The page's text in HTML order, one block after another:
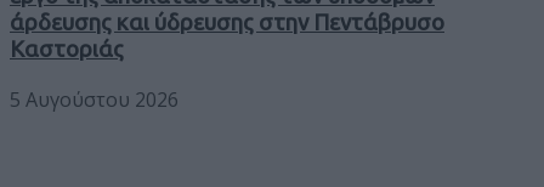
άρδευσης και ύδρευσης στην Πεντάβρυσο
Καστοριάς
5 Αυγούστου 2026